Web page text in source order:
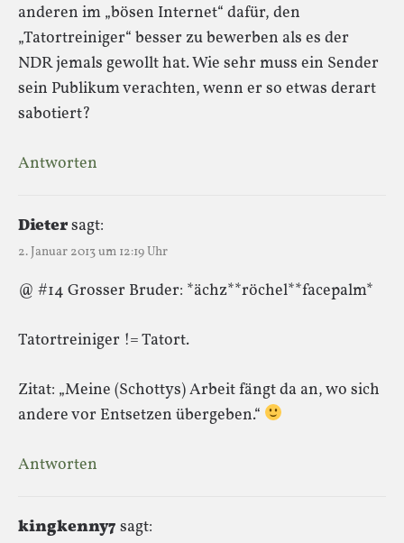
anderen im „bösen Internet“ dafür, den
„Tatortreiniger“ besser zu bewerben als es der
NDR jemals gewollt hat. Wie sehr muss ein Sender
sein Publikum verachten, wenn er so etwas derart
sabotiert?
Antworten
Dietersagt:
2. Januar 2013 um 12:19 Uhr
@ #14 Grosser Bruder: *ächz**röchel**facepalm*
Tatortreiniger != Tatort.
Zitat: „Meine (Schottys) Arbeit fängt da an, wo sich
andere vor Entsetzen übergeben.“
Antworten
kingkenny7 sagt: